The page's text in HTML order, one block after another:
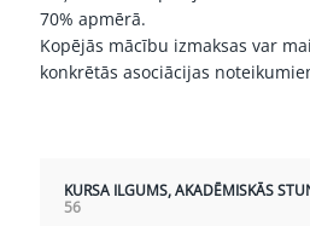
70% apmērā.
Kopējās mācību izmaksas var
konkrētās asociācijas
KURSA ILGUMS, AKADĒMISKĀS
56